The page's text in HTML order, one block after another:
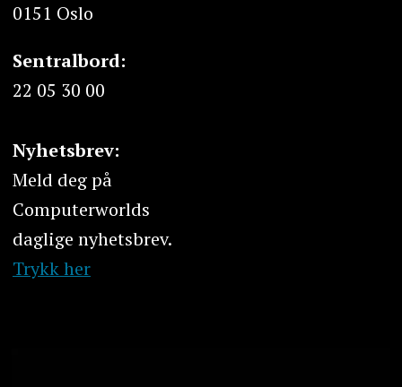
0151 Oslo
Sentralbord:
22 05 30 00
Nyhetsbrev:
Meld deg på
Computerworlds
daglige nyhetsbrev.
Trykk her